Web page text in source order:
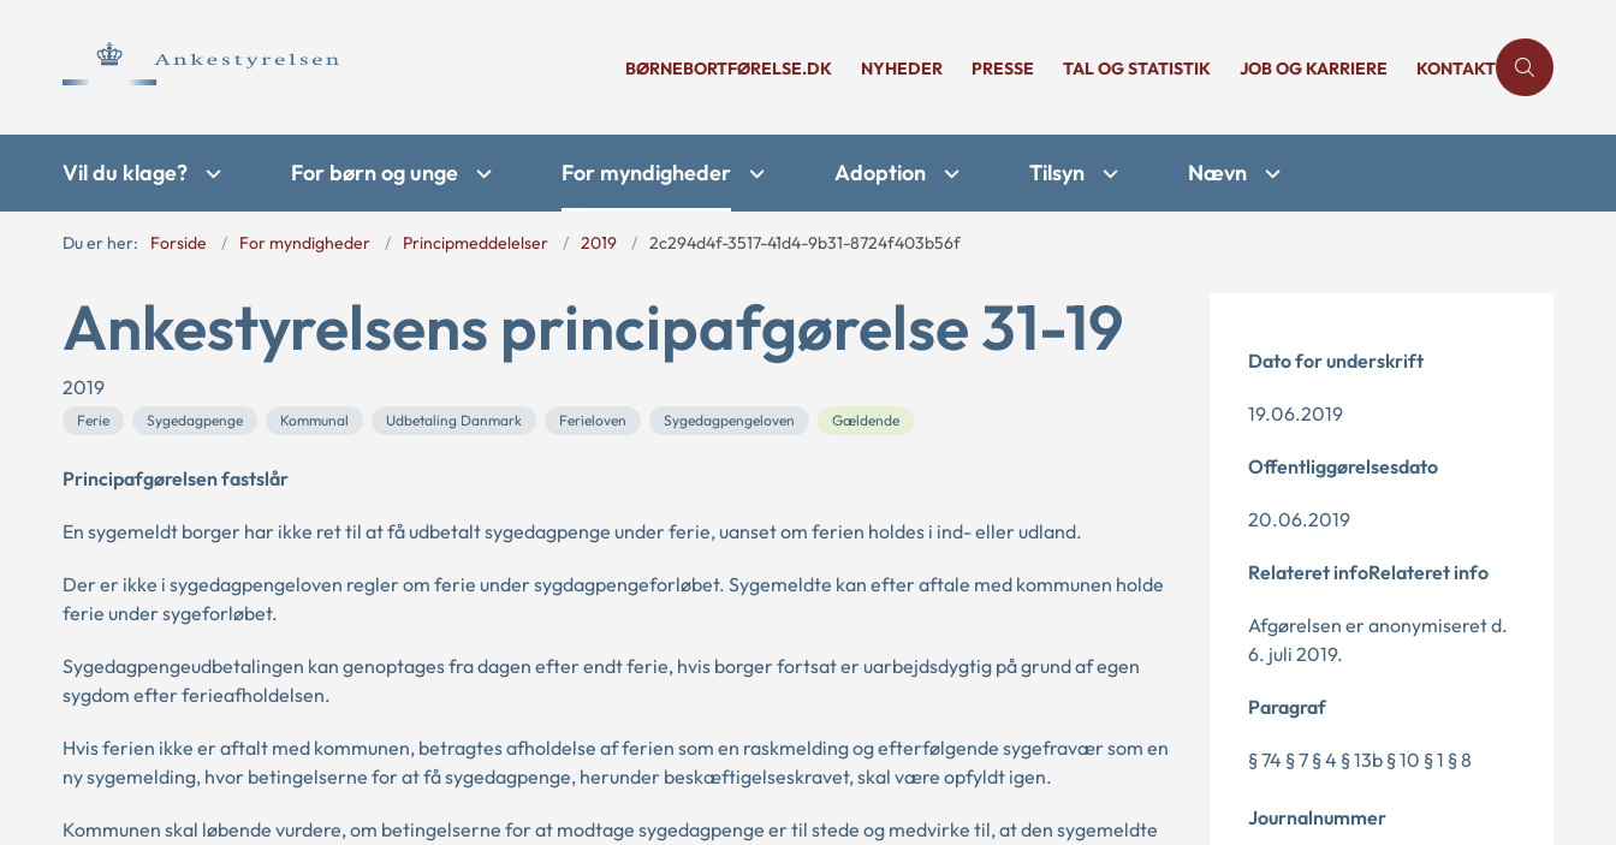
BØRNEBORTFØRELSE.DK NYHEDER PRESSE TAL OG STATISTIK JOB OG KARRIERE KONTAKT
Vil du klage? For børn og unge For myndigheder Adoption Tilsyn Nævn
Du er her: Forside For myndigheder Principmeddelelser 2019 2c294d4f-3517-41d4-9b31-8724f403b56f
Ankestyrelsens principafgørelse 31-19
2019
Ferie Sygedagpenge Kommunal Udbetaling Danmark Ferieloven Sygedagpengeloven Gældende
Principafgørelsen fastslår
En sygemeldt borger har ikke ret til at få udbetalt sygedagpenge under ferie, uanset om ferien holdes i ind- eller udland.
Der er ikke i sygedagpengeloven regler om ferie under sygdagpengeforløbet. Sygemeldte kan efter aftale med kommunen holde
ferie under sygeforløbet.
Sygedagpengeudbetalingen kan genoptages fra dagen efter endt ferie, hvis borger fortsat er uarbejdsdygtig på grund af egen
sygdom efter ferieafholdelsen.
Hvis ferien ikke er aftalt med kommunen, betragtes afholdelse af ferien som en raskmelding og efterfølgende sygefravær som en
ny sygemelding, hvor betingelserne for at få sygedagpenge, herunder beskæftigelseskravet, skal være opfyldt igen.
Kommunen skal løbende vurdere, om betingelserne for at modtage sygedagpenge er til stede og medvirke til, at den sygemeldte
Dato for underskrift
19.06.2019
Offentliggørelsesdato
20.06.2019
Relateret infoRelateret info
Afgørelsen er anonymiseret d.
6. juli 2019.
Paragraf
§ 74 § 7 § 4 § 13b § 10 § 1 § 8
Journalnummer